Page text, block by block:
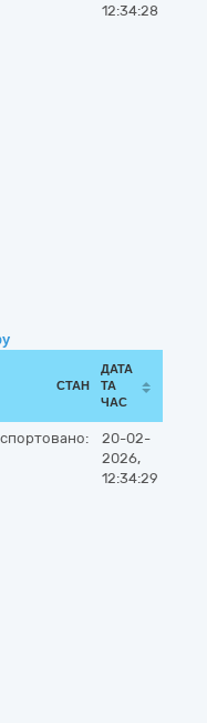
12:34:28
СТАН
ДАТА
ТА
ЧАС
20-02-
2026,
12:34:29